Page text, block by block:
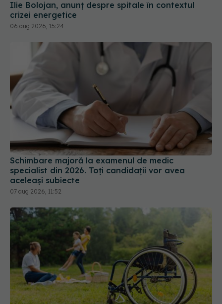
Ilie Bolojan, anunț despre spitale în contextul
crizei energetice
06 aug 2026, 15:24
Schimbare majoră la examenul de medic
specialist din 2026. Toți candidații vor avea
aceleași subiecte
07 aug 2026, 11:52